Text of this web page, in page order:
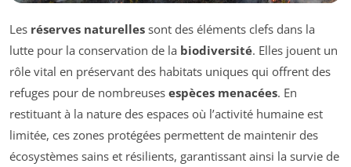
Les réserves naturelles sont des éléments clefs dans la
lutte pour la conservation de la biodiversité. Elles jouent un
rôle vital en préservant des habitats uniques qui offrent des
refuges pour de nombreuses espèces menacées. En
restituant à la nature des espaces où l’activité humaine est
limitée, ces zones protégées permettent de maintenir des
écosystèmes sains et résilients, garantissant ainsi la survie de